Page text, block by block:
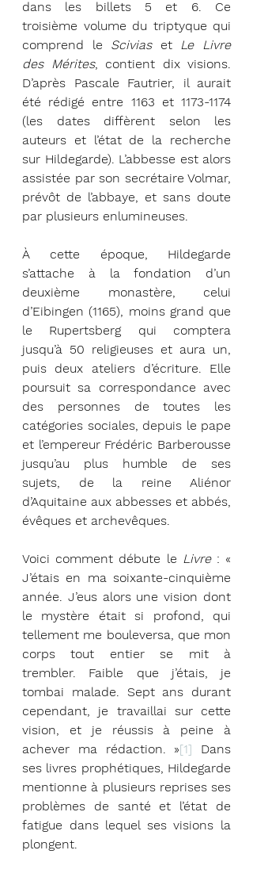
dans les billets 5 et 6. Ce
troisième volume du triptyque qui
comprend le Scivias et Le Livre
des Mérites, contient dix visions.
D’après Pascale Fautrier, il aurait
été rédigé entre 1163 et 1173-1174
(les dates diffèrent selon les
auteurs et l’état de la recherche
sur Hildegarde). L’abbesse est alors
assistée par son secrétaire Volmar,
prévôt de l’abbaye, et sans doute
par plusieurs enlumineuses.
À cette époque, Hildegarde
s’attache à la fondation d’un
deuxième monastère, celui
d’Eibingen (1165), moins grand que
le Rupertsberg qui comptera
jusqu’à 50 religieuses et aura un,
puis deux ateliers d’écriture. Elle
poursuit sa correspondance avec
des personnes de toutes les
catégories sociales, depuis le pape
et l’empereur Frédéric Barberousse
jusqu’au plus humble de ses
sujets, de la reine Aliénor
d’Aquitaine aux abbesses et abbés,
évêques et archevêques.
Voici comment débute le Livre : «
J’étais en ma soixante-cinquième
année. J’eus alors une vision dont
le mystère était si profond, qui
tellement me bouleversa, que mon
corps tout entier se mit à
trembler. Faible que j’étais, je
tombai malade. Sept ans durant
cependant, je travaillai sur cette
vision, et je réussis à peine à
achever ma rédaction. »[1] Dans
ses livres prophétiques, Hildegarde
mentionne à plusieurs reprises ses
problèmes de santé et l’état de
fatigue dans lequel ses visions la
plongent.